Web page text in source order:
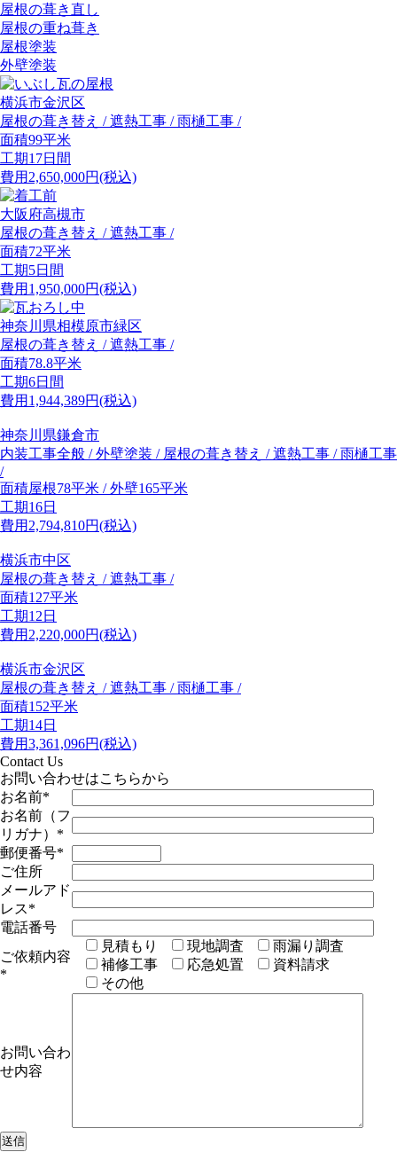
屋根の葺き直し
屋根の重ね葺き
屋根塗装
外壁塗装
横浜市金沢区
屋根の葺き替え / 遮熱工事 / 雨樋工事 /
面積99平米
工期17日間
費用 2,650,000円(税込)
大阪府高槻市
屋根の葺き替え / 遮熱工事 /
面積72平米
工期5日間
費用 1,950,000円(税込)
神奈川県相模原市緑区
屋根の葺き替え / 遮熱工事 /
面積78.8平米
工期6日間
費用 1,944,389円(税込)
神奈川県鎌倉市
内装工事全般 / 外壁塗装 / 屋根の葺き替え / 遮熱工事 / 雨樋工事
/
面積屋根78平米 / 外壁165平米
工期16日
費用 2,794,810円(税込)
横浜市中区
屋根の葺き替え / 遮熱工事 /
面積127平米
工期12日
費用 2,220,000円(税込)
横浜市金沢区
屋根の葺き替え / 遮熱工事 / 雨樋工事 /
面積152平米
工期14日
費用3,361,096円(税込)
Contact Us
お問い合わせはこちらから
お名前*
お名前（フ
リガナ） *
郵便番号*
ご住所
メールアド
レス*
電話番号
ご依頼内容
*
見積もり 現地調査
雨漏り調査
補修工事
応急処置
資料請求
その他
お問い合わ
せ内容